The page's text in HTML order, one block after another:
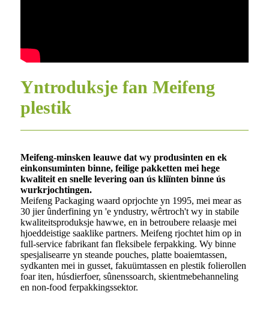
Yntroduksje fan Meifeng
plestik
Meifeng-minsken leauwe dat wy produsinten en ek
einkonsuminten binne, feilige pakketten mei hege
kwaliteit en snelle levering oan ús kliïnten binne ús
wurkrjochtingen.
Meifeng Packaging waard oprjochte yn 1995, mei mear as
30 jier ûnderfining yn 'e yndustry, wêrtroch't wy in stabile
kwaliteitsproduksje hawwe, en in betroubere relaasje mei
hjoeddeistige saaklike partners. Meifeng rjochtet him op in
full-service fabrikant fan fleksibele ferpakking. Wy binne
spesjalisearre yn steande pouches, platte boaiemtassen,
sydkanten mei in gusset, fakuümtassen en plestik folierollen
foar iten, húsdierfoer, sûnenssoarch, skientmebehanneling
en non-food ferpakkingssektor.